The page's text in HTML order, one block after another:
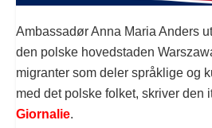
Ambassadør Anna Maria Anders
den polske hovedstaden
migranter som deler språklige og
med det polske folket, skriver den
Giornalie.